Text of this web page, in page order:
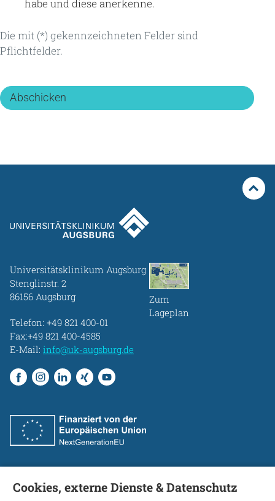
habe und diese anerkenne.
Die mit (*) gekennzeichneten Felder sind
Pflichtfelder.
Universitätsklinikum Augsburg
Stenglinstr. 2
86156 Augsburg
Telefon: +49 821 400-01
Fax:+49 821 400-4585
E-Mail: info@uk-augsburg.de
Zum
Lageplan
Cookies, externe Dienste & Datenschutz